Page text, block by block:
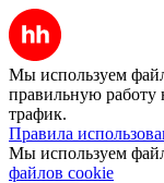
Мы используем
правильную работу
трафик.
Правила
Мы используем
файлов cookie